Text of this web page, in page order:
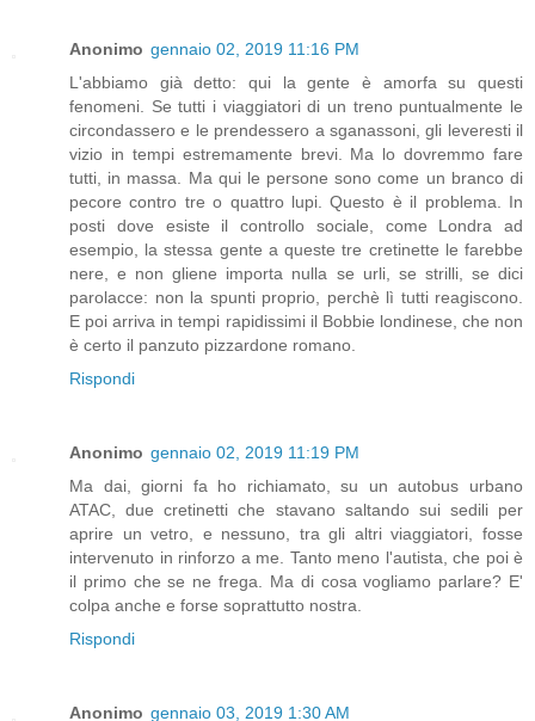
Anonimo gennaio 02, 2019 11:16 PM
L'abbiamo già detto: qui la gente è amorfa su questi
fenomeni. Se tutti i viaggiatori di un treno puntualmente le
circondassero e le prendessero a sganassoni, gli leveresti il
vizio in tempi estremamente brevi. Ma lo dovremmo fare
tutti, in massa. Ma qui le persone sono come un branco di
pecore contro tre o quattro lupi. Questo è il problema. In
posti dove esiste il controllo sociale, come Londra ad
esempio, la stessa gente a queste tre cretinette le farebbe
nere, e non gliene importa nulla se urli, se strilli, se dici
parolacce: non la spunti proprio, perchè lì tutti reagiscono.
E poi arriva in tempi rapidissimi il Bobbie londinese, che non
è certo il panzuto pizzardone romano.
Rispondi
Anonimo gennaio 02, 2019 11:19 PM
Ma dai, giorni fa ho richiamato, su un autobus urbano
ATAC, due cretinetti che stavano saltando sui sedili per
aprire un vetro, e nessuno, tra gli altri viaggiatori, fosse
intervenuto in rinforzo a me. Tanto meno l'autista, che poi è
il primo che se ne frega. Ma di cosa vogliamo parlare? E'
colpa anche e forse soprattutto nostra.
Rispondi
Anonimo gennaio 03, 2019 1:30 AM